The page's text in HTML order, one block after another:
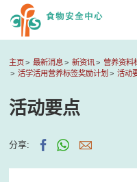
主页 最新消息 新资讯 营养资料
活学活用营养标签奖励计划
活动
活动要点
分享: